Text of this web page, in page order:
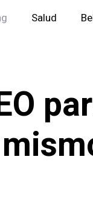
Salud